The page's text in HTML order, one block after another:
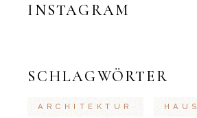
INSTAGRAM
SCHLAGWÖRTER
ARCHITEKTUR HAUS